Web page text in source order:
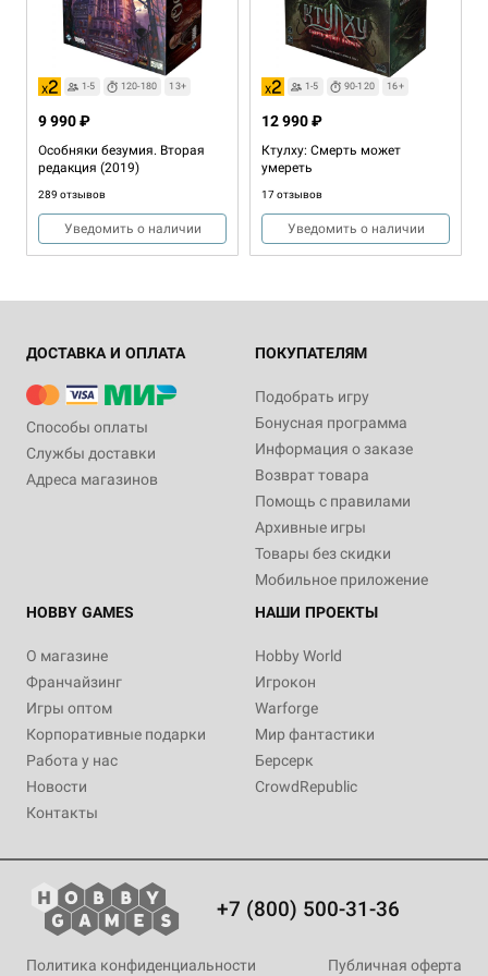
120-240 13+
731 отзыв
120-180
редакция
Купить
1-5 120-180 13+
Особняки безумия. Вторая
редакция (2019)
289 отзывов
9 990 ₽
Уведомить о наличии
1-5 90-120 16+
Ктулху: Смерть может
умереть
17 отзывов
12 990 ₽
Уведомить о наличии
9 990 ₽
1-5 45-60 8+
Гравити Фолз
31 отзыв
3 990 ₽
ДОСТАВКА И ОПЛАТА
Способы оплаты
Службы доставки
Адреса магазинов
ПОКУПАТЕЛЯМ
Подобрать игру
Бонусная программа
Информация о заказе
Возврат товара
Помощь с правилами
Архивные игры
Товары без скидки
Мобильное приложение
HOBBY GAMES
О магазине
Франчайзинг
Игры оптом
Корпоративные подарки
Работа у нас
Новости
Контакты
НАШИ ПРОЕКТЫ
Hobby World
Игрокон
Warforge
Мир фантастики
Берсерк
CrowdRepublic
+7 (800) 500-31-36
Политика конфиденциальности
Публичная оферта